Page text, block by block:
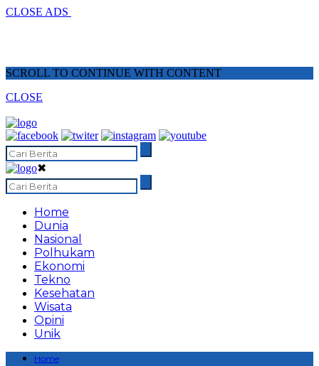
CLOSE ADS
SCROLL TO CONTINUE WITH CONTENT
CLOSE
✖
Home
Dunia
Nasional
Polhukam
Ekonomi
Tekno
Kesehatan
Wisata
Opini
Unik
Home